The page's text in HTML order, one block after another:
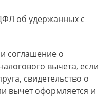
об удержанных с
соглашение о
вычета, если
свидетельство о
вычет оформляется и